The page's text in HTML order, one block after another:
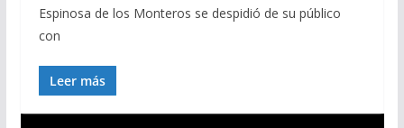
Espinosa de los Monteros se despidió de su público
con
Leer más